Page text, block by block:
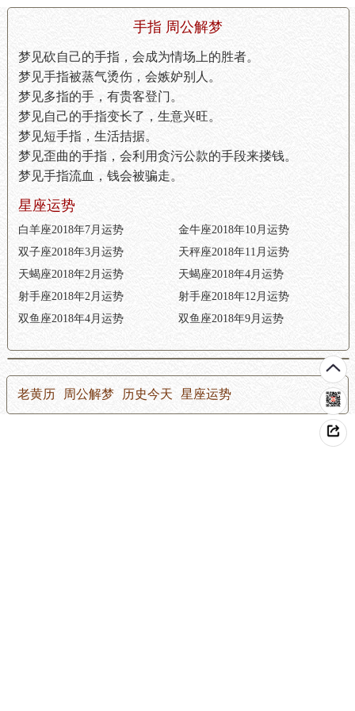
手指 周公解梦
梦见砍自己的手指，会成为情场上的胜者。
梦见手指被蒸气烫伤，会嫉妒别人。
梦见多指的手，有贵客登门。
梦见自己的手指变长了，生意兴旺。
梦见短手指，生活拮据。
梦见歪曲的手指，会利用贪污公款的手段来搂钱。
梦见手指流血，钱会被骗走。
星座运势
白羊座2018年7月运势
金牛座2018年10月运势
双子座2018年3月运势
天秤座2018年11月运势
天蝎座2018年2月运势
天蝎座2018年4月运势
射手座2018年2月运势
射手座2018年12月运势
双鱼座2018年4月运势
双鱼座2018年9月运势
老黄历 周公解梦 历史今天 星座运势